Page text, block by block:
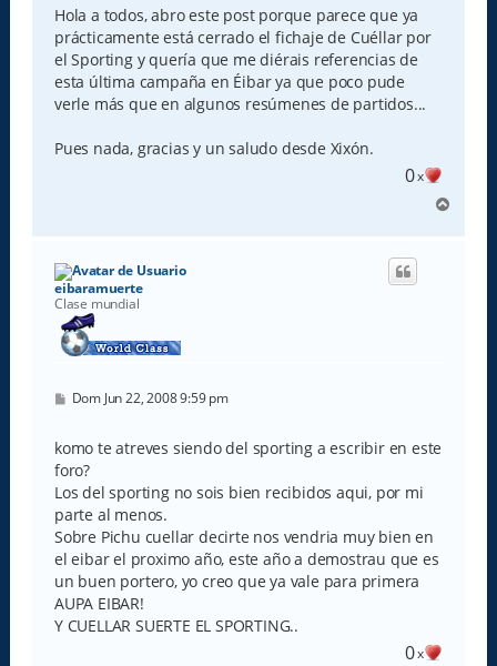
s
a
j
e
Hola a todos, abro este post porque parece que ya
prácticamente está cerrado el fichaje de Cuéllar por
el Sporting y quería que me diérais referencias de
esta última campaña en Éibar ya que poco pude
verle más que en algunos resúmenes de partidos...
Pues nada, gracias y un saludo desde Xixón.
0x
r
eibaramuerte
Clase mundial
M
s
a
j
e
Dom Jun 22, 2008 9:59 pm
komo te atreves siendo del sporting a escribir en este
foro?
Los del sporting no sois bien recibidos aqui, por mi
parte al menos.
Sobre Pichu cuellar decirte nos vendria muy bien en
el eibar el proximo año, este año a demostrau que es
un buen portero, yo creo que ya vale para primera
AUPA EIBAR!
Y CUELLAR SUERTE EL SPORTING..
0x